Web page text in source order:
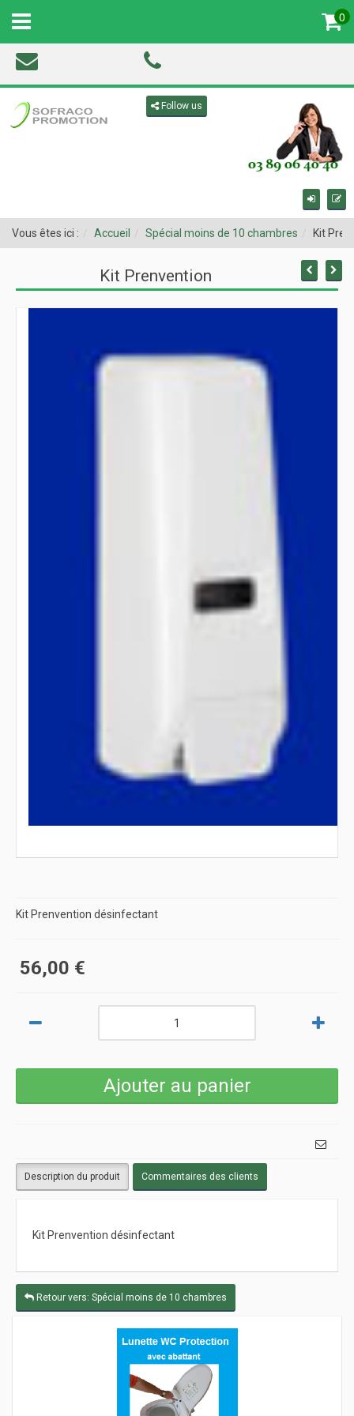
Follow us
0
MENU
Vous êtes ici : Accueil Spécial moins de 10 chambres Kit
Kit Prenvention
Kit Prenvention désinfectant
56,00 €
Description du produit Commentaires des clients
Kit Prenvention désinfectant
Retour vers: Spécial moins de 10 chambres